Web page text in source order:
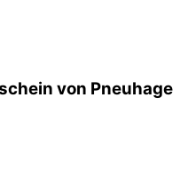
von Pneuhage